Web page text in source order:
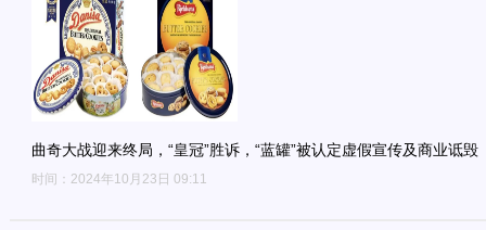
曲奇大战迎来终局，“皇冠”胜诉，“蓝罐”被认定虚假宣传及商业诋毁
时间：2024年10月23日 09:11